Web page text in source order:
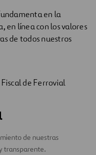
en la
en línea con los valores
de todos nuestros
de Ferrovial
de nuestras
transparente.